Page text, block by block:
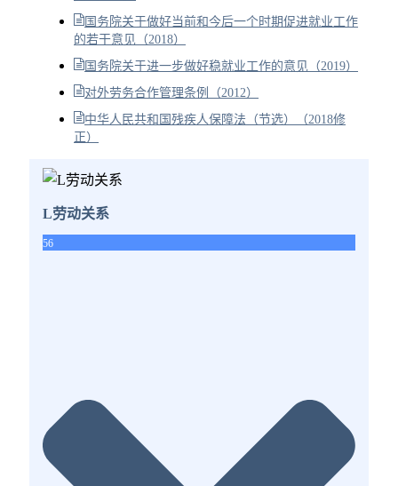
国务院关于做好当前和今后一个时期促进就业工作
的若干意见（2018）
国务院关于进一步做好稳就业工作的意见（2019）
对外劳务合作管理条例（2012）
中华人民共和国残疾人保障法（节选）（2018修
正）
L劳动关系
56